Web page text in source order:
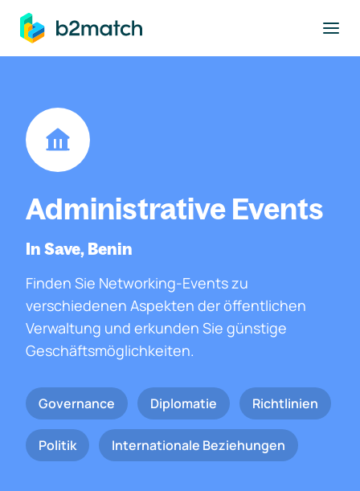
springen
Administrative Events
In Save, Benin
Finden Sie Networking-Events zu
verschiedenen Aspekten der öffentlichen
Verwaltung und erkunden Sie günstige
Geschäftsmöglichkeiten.
Governance Diplomatie Richtlinien
Politik Internationale Beziehungen